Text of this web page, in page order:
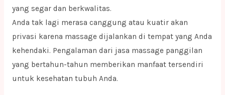
yang segar dan berkwalitas.
Anda tak lagi merasa canggung atau kuatir akan
privasi karena massage dijalankan di tempat yang Anda
kehendaki. Pengalaman dari jasa massage panggilan
yang bertahun-tahun memberikan manfaat tersendiri
untuk kesehatan tubuh Anda.